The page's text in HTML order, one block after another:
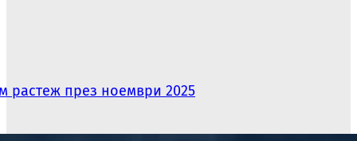
растеж през ноември 2025